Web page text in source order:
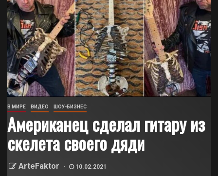
В МИРЕ ВИДЕО ШОУ-БИЗНЕС
Американец сделал гитару из
скелета своего дяди
ArteFaktor 10.02.2021